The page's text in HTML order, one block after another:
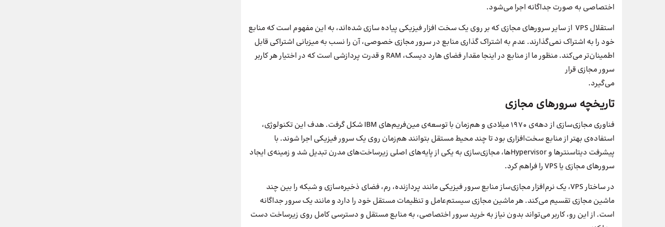
اختصاصی به صورت جداگانه اجرا می‌شود.
استقلال VPS از سایر سرورهای مجازی که بر روی یک سخت افزار فیزیکی پیاده سازی شده‌اند، به این مفهوم است که منابع
خود را به اشتراک نمی‌گذارند. عدم به اشتراک گذاری منابع در سرور مجازی خصوصی، آن را نسب به میزبانی اشتراکی قابل
اطمینان‌تر می‌کند. منظور ما از منابع در اینجا مقدار فضای هارد دیسک، RAM و قدرت پردازشی است که در اختیار هر کاربر
سرور مجازی قرار
می­‌گیرد.
تاریخچه سرورهای مجازی
فناوری مجازی‌سازی از دهه‌ی ۱۹۷۰ میلادی و هم‌زمان با توسعه‌ی مین‌فریم‌های IBM شکل گرفت. هدف این تکنولوژی،
استفاده‌ی بهتر از منابع سخت‌افزاری بود تا چند محیط مستقل بتوانند هم‌زمان روی یک سرور فیزیکی اجرا شوند. با
پیشرفت دیتاسنترها و Hypervisorها، مجازی‌سازی به یکی از پایه‌های اصلی زیرساخت‌های مدرن تبدیل شد و زمینه‌ی ایجاد
سرورهای مجازی یا VPS را فراهم کرد.
در ساختار VPS، یک نرم‌افزار مجازی‌ساز منابع سرور فیزیکی مانند پردازنده، رم، فضای ذخیره‌سازی و شبکه را بین چند
ماشین مجازی تقسیم می‌کند. هر ماشین مجازی سیستم‌عامل و تنظیمات مستقل خود را دارد و مانند یک سرور جداگانه
است. از این رو، کاربر می‌تواند بدون نیاز به خرید سرور اختصاصی، به منابع مستقل و دسترسی کامل روی زیرساخت دست